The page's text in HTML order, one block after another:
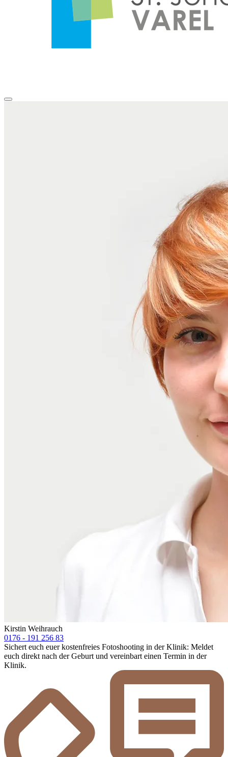
Kirstin Weihrauch
0176 - 191 256 83
Sichert euch euer kostenfreies Fotoshooting in der Klinik: Meldet
euch direkt nach der Geburt und vereinbart einen Termin in der
Klinik.